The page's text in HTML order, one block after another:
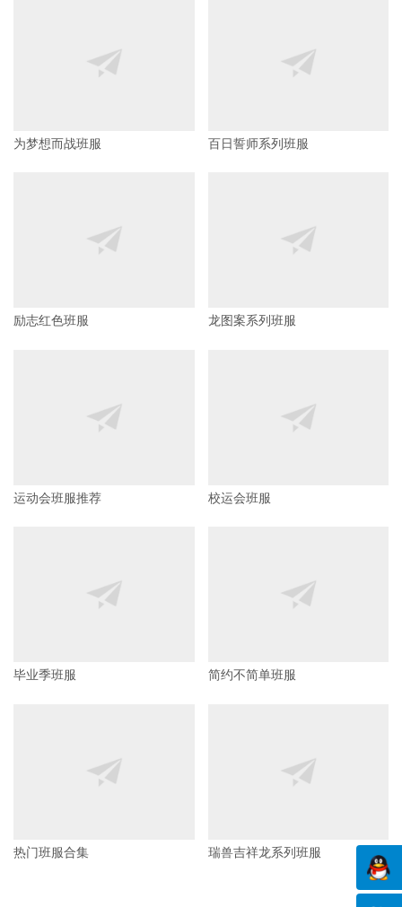
为梦想而战班服 百日誓师系列班服
励志红色班服 龙图案系列班服
运动会班服推荐 校运会班服
毕业季班服 简约不简单班服
热门班服合集 瑞兽吉祥龙系列班服